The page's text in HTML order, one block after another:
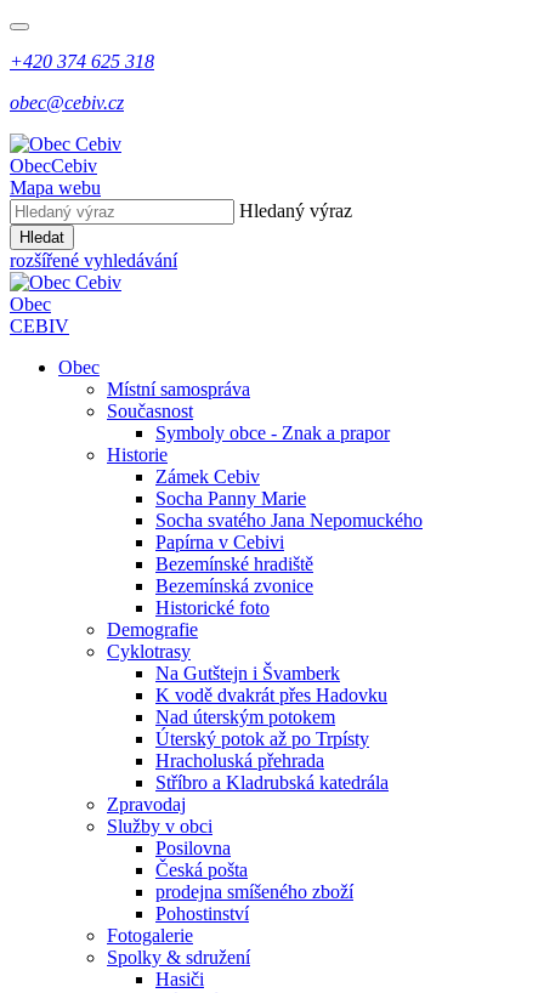
+420 374 625 318
obec@cebiv.cz
ObecCebiv
Mapa webu
Hledaný výraz
Hledat
rozšířené vyhledávání
Obec
CEBIV
Obec
Místní samospráva
Současnost
Symboly obce - Znak a prapor
Historie
Zámek Cebiv
Socha Panny Marie
Socha svatého Jana Nepomuckého
Papírna v Cebivi
Bezemínské hradiště
Bezemínská zvonice
Historické foto
Demografie
Cyklotrasy
Na Gutštejn i Švamberk
K vodě dvakrát přes Hadovku
Nad úterským potokem
Úterský potok až po Trpísty
Hracholuská přehrada
Stříbro a Kladrubská katedrála
Zpravodaj
Služby v obci
Posilovna
Česká pošta
prodejna smíšeného zboží
Pohostinství
Fotogalerie
Spolky & sdružení
Hasiči